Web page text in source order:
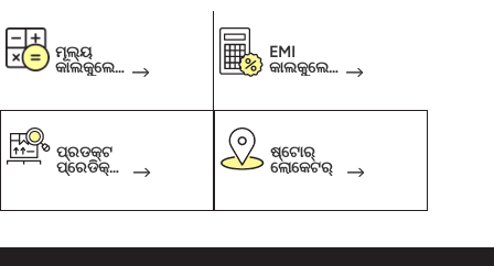
ମୂଲ୍ୟ
କାଲକୁଲେଟ
EMI
କାଲକୁଲେଟ
ପ୍ରଡକ୍ଟ
ପ୍ରେଡିକ୍ଟ
ଷ୍ଟୋର୍
ଲୋକେଟର୍